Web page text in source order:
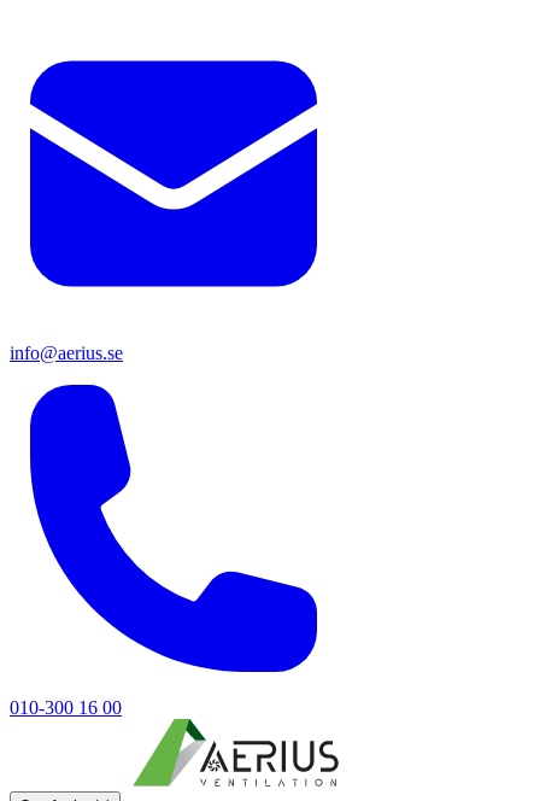
info@aerius.se
010-300 16 00